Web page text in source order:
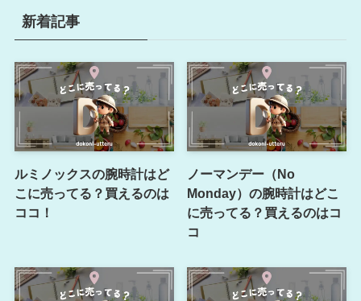
新着記事
ルミノックスの腕時計はど
こに売ってる？買えるのは
ココ！
ノーマンデー（No
Monday）の腕時計はどこ
に売ってる？買えるのはコ
コ